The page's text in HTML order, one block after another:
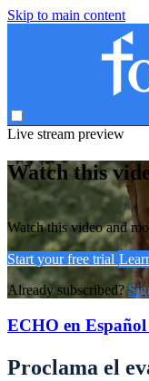
Skip to main content
Live stream preview
Watch this
Watch this video and
Start your free trial
Already subscribed?
ECHO en
Proclama el